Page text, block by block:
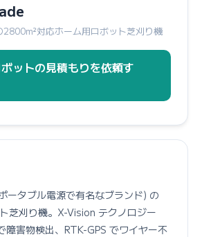
2800m²対応ホーム用ロボット芝刈り機
ットの見積もりを依頼す
ータブル電源で有名なブランド) の
芝刈り機。X-Vision テクノロジー
障害物検出、RTK-GPS でワイヤー不